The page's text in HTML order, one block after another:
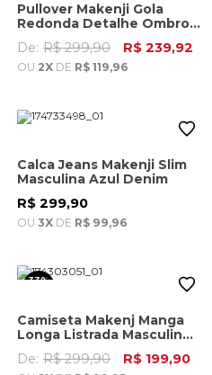
Pullover Makenji Gola
Redonda Detalhe Ombro
Masculino Azul Noite
De: R$ 299,90 R$ 239,92
OU 2X DE R$ 119,96
Calca Jeans Makenji Slim
Masculina Azul Denim
R$ 299,90
OU 3X DE R$ 99,96
33%
Camiseta Makenj Manga
Longa Listrada Masculina
Verde Oliva
De: R$ 299,90 R$ 199,90